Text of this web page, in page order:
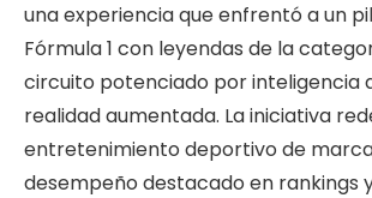
una experiencia que enfrentó a un
Fórmula 1 con leyendas de la
circuito potenciado por inteligencia
realidad aumentada. La iniciativa
entretenimiento deportivo de
desempeño destacado en rankings